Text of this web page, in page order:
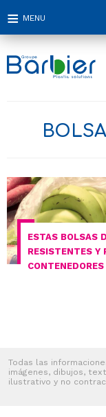
ESTAS BOLSAS
RESISTENTES Y
Todas las
imágenes, dibujos,
ilustrativo y no